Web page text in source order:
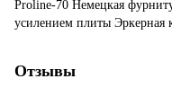
Proline-70 Немецкая
усилением плиты Эркерная
Отзывы